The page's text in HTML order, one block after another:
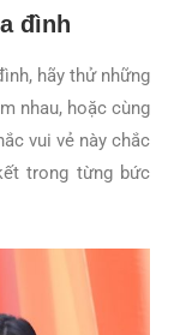
đình
hãy thử những
nhau, hoặc cùng
vui vẻ này chắc
trong từng bức